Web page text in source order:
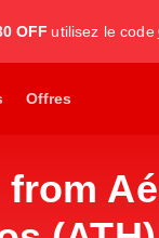
OFF utilisez le code
Offres